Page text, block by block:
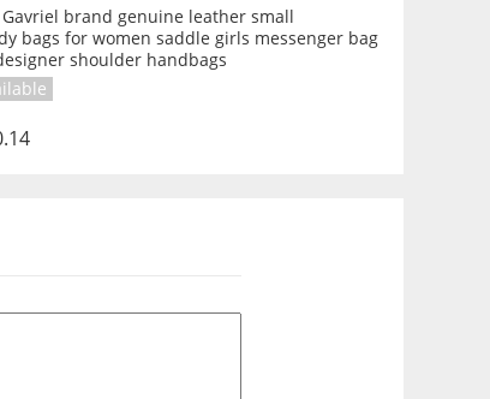
brand genuine leather small
bags for women saddle girls messenger bag
shoulder handbags